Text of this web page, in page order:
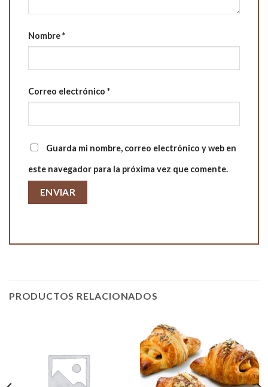
Nombre*
Correo electrónico *
Guarda mi nombre, correo electrónico y web en
este navegador para la próxima vez que comente.
PRODUCTOS RELACIONADOS